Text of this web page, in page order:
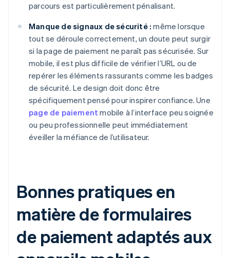
parcours est particulièrement pénalisant.
Manque de signaux de sécurité : même lorsque
tout se déroule correctement, un doute peut surgir
si la page de paiement ne paraît pas sécurisée. Sur
mobile, il est plus difficile de vérifier l’URL ou de
repérer les éléments rassurants comme les badges
de sécurité. Le design doit donc être
spécifiquement pensé pour inspirer confiance. Une
page de paiement mobile à l’interface peu soignée
ou peu professionnelle peut immédiatement
éveiller la méfiance de l’utilisateur.
Bonnes pratiques en
matière de formulaires
de paiement adaptés aux